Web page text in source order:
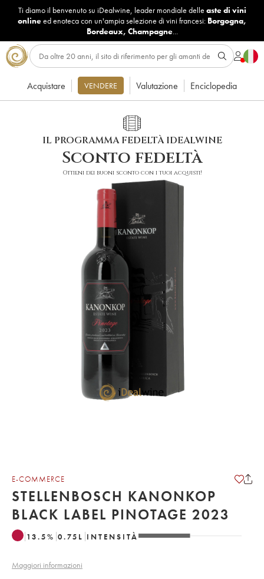
Ti diamo il benvenuto su iDealwine, leader mondiale delle aste di vini
onlineed enoteca con un'ampia selezione di vini francesi: Borgogna,
Bordeaux, Champagne...
Acquistare VENDERE Valutazione Enciclopedia
IL PROGRAMMA FEDELTÀ IDEALWINE
Sconto fedeltà
Ottieni dei buoni sconto con i tuoi acquisti!
E-COMMERCE
STELLENBOSCH KANONKOP
BLACK LABEL PINOTAGE 2023
13.5% 0.75 L INTENSITÀ
Maggiori informazioni